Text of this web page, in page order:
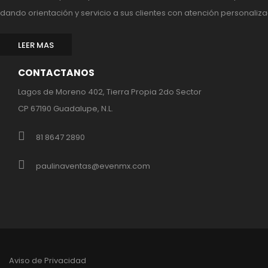
dando orientación y servicio a sus clientes con atención
LEER MAS
CONTACTANOS
Lagos de Moreno 402, Tierra Propia 2do Sector
CP 67190 Guadalupe, N.L.
81 8647 2890
paulinaventas@evenmx.com
Aviso de Privacidad